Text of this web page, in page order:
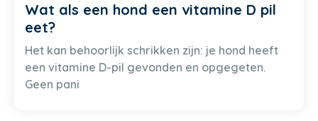
Wat als een hond een vitamine D pil
eet?
Het kan behoorlijk schrikken zijn: je hond heeft
een vitamine D-pil gevonden en opgegeten.
Geen pani